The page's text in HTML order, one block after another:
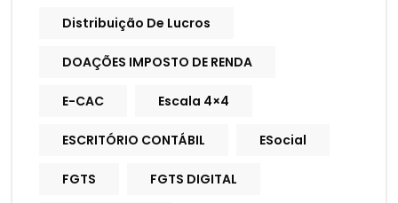
Distribuição De Lucros
DOAÇÕES IMPOSTO DE RENDA
E-CAC Escala 4×4
ESCRITÓRIO CONTÁBIL ESocial
FGTS FGTS DIGITAL